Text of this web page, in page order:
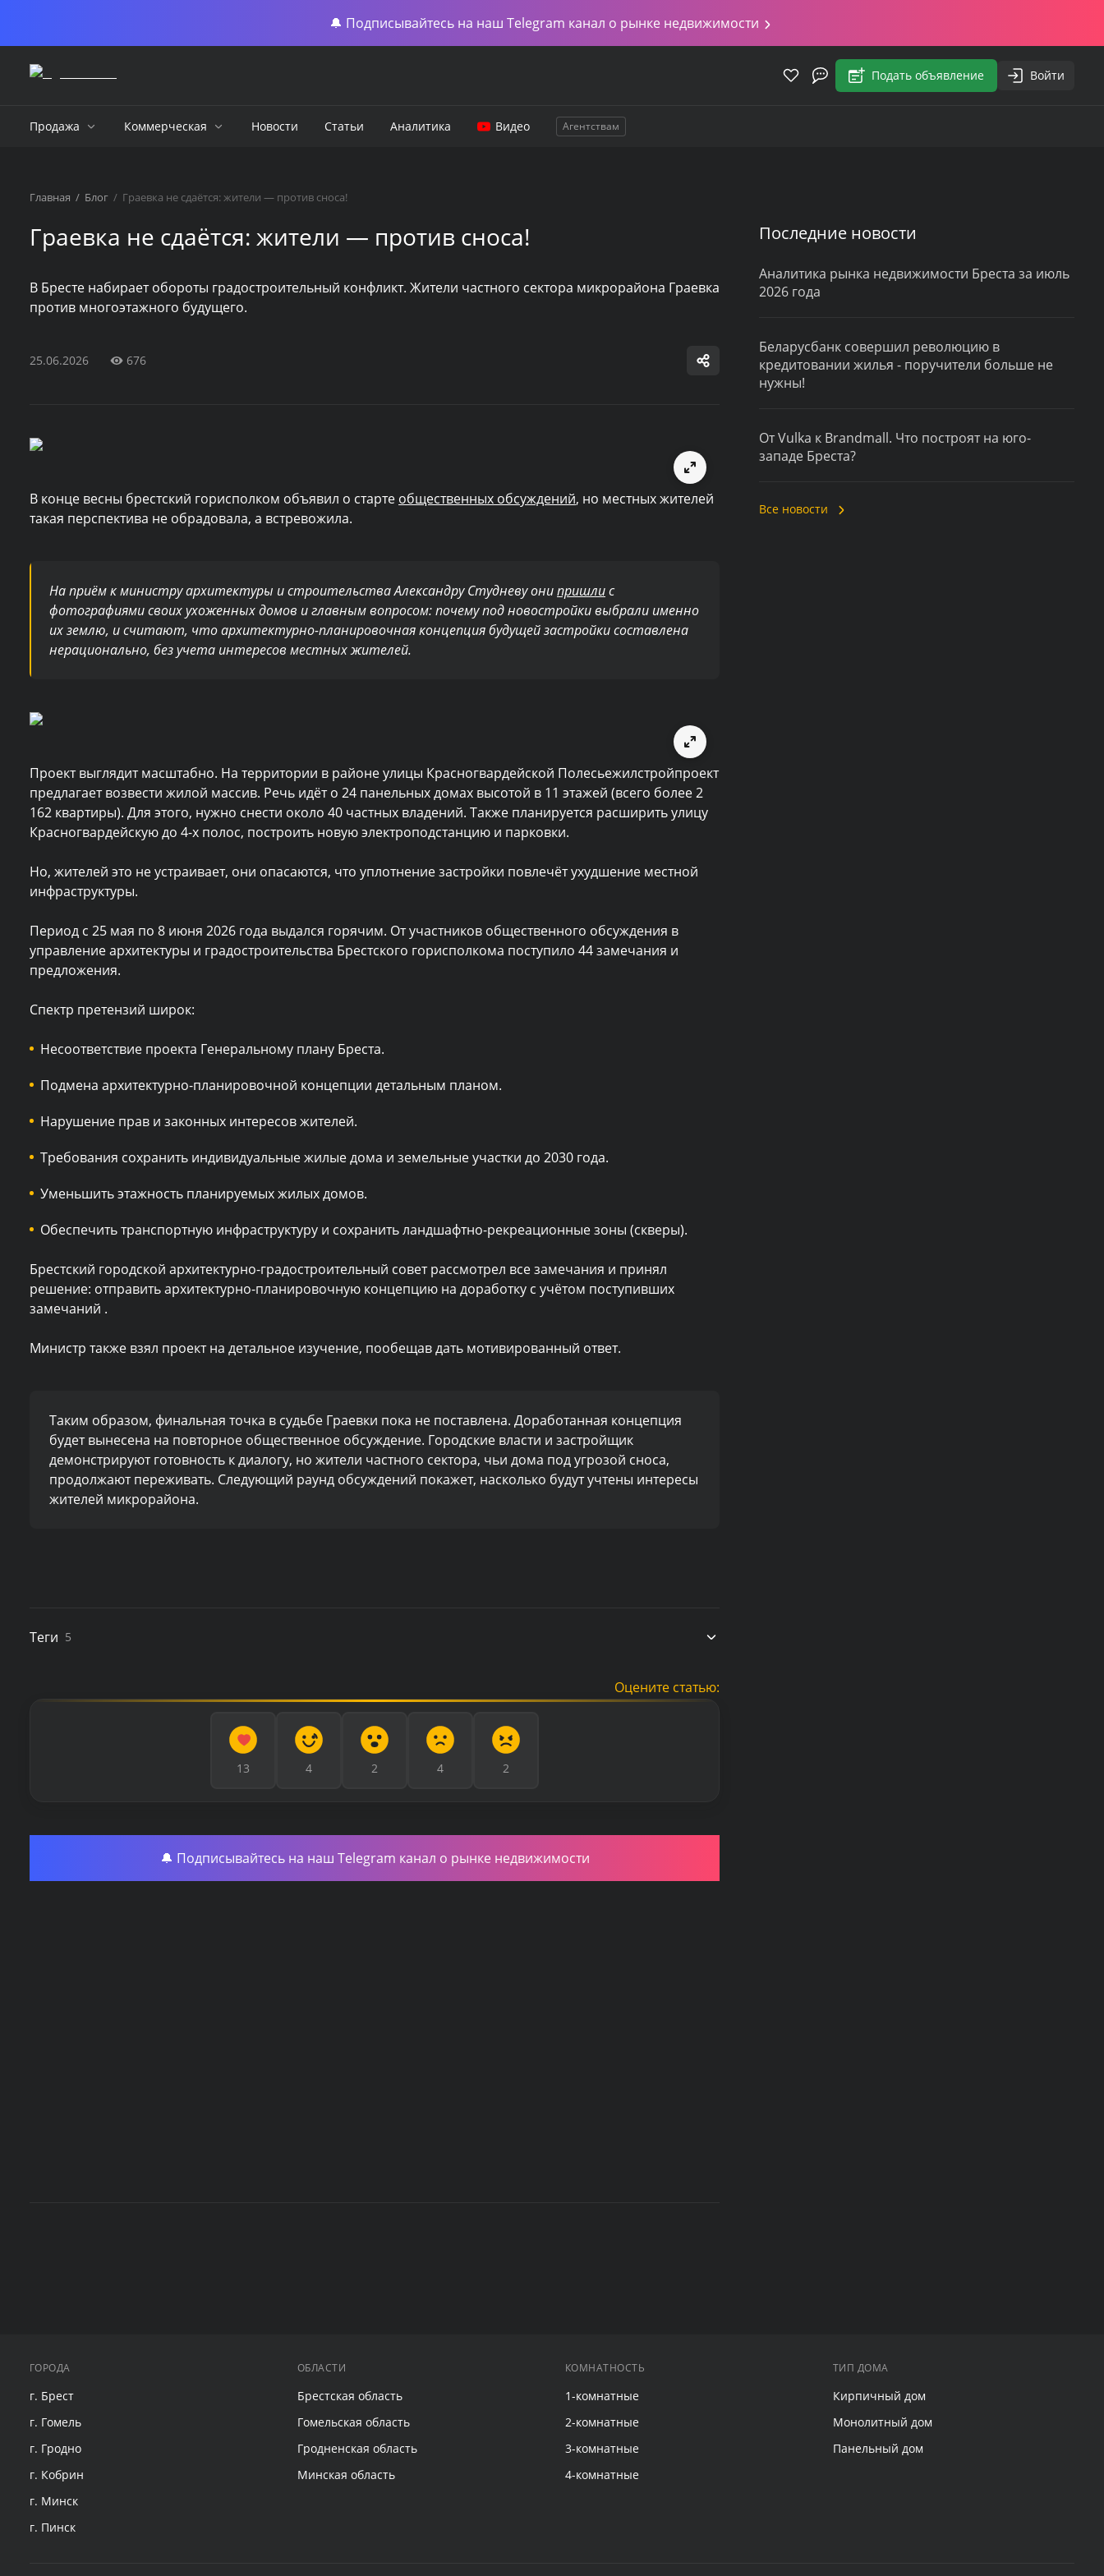
🔔 Подписывайтесь на наш Telegram канал о рынке недвижимости
Подать объявление Войти
Продажа Коммерческая Новости Статьи Аналитика Видео Агентствам
Главная / Блог / Граевка не сдаётся: жители — против сноса!
Граевка не сдаётся: жители — против сноса!
В Бресте набирает обороты градостроительный конфликт. Жители частного сектора микрорайона Граевка
против многоэтажного будущего.
25.06.2026 676
В конце весны брестский горисполком объявил о старте общественных обсуждений, но местных жителей
такая перспектива не обрадовала, а встревожила.
На приём к министру архитектуры и строительства Александру Студневу онипришлис
фотографиями своих ухоженных домов и главным вопросом: почему под новостройки выбрали именно
их землю, и считают, что архитектурно-планировочная концепция будущей застройки составлена
нерационально, без учета интересов местных жителей.
Проект выглядит масштабно. На территории в районе улицы Красногвардейской Полесьежилстройпроект
предлагает возвести жилой массив. Речь идёт о 24 панельных домах высотой в 11 этажей (всего более 2
162 квартиры). Для этого, нужно снести около 40 частных владений. Также планируется расширить улицу
Красногвардейскую до 4-х полос, построить новую электроподстанцию и парковки.
Но, жителей это не устраивает, они опасаются, что уплотнение застройки повлечёт ухудшение местной
инфраструктуры.
Период с 25 мая по 8 июня 2026 года выдался горячим. От участников общественного обсуждения в
управление архитектуры и градостроительства Брестского горисполкома поступило 44 замечания и
предложения.
Спектр претензий широк:
Несоответствие проекта Генеральному плану Бреста.
Подмена архитектурно-планировочной концепции детальным планом.
Нарушение прав и законных интересов жителей.
Требования сохранить индивидуальные жилые дома и земельные участки до 2030 года.
Уменьшить этажность планируемых жилых домов.
Обеспечить транспортную инфраструктуру и сохранить ландшафтно-рекреационные зоны (скверы).
Брестский городской архитектурно-градостроительный совет рассмотрел все замечания и принял
решение: отправить архитектурно-планировочную концепцию на доработку с учётом поступивших
замечаний .
Министр также взял проект на детальное изучение, пообещав дать мотивированный ответ.
Таким образом, финальная точка в судьбе Граевки пока не поставлена. Доработанная концепция
будет вынесена на повторное общественное обсуждение. Городские власти и застройщик
демонстрируют готовность к диалогу, но жители частного сектора, чьи дома под угрозой сноса,
продолжают переживать. Следующий раунд обсуждений покажет, насколько будут учтены интересы
жителей микрорайона.
Теги 5
Оцените статью:
13 4 2 4 2
🔔 Подписывайтесь на наш Telegram канал о рынке недвижимости
Последние новости
Аналитика рынка недвижимости Бреста за июль
2026 года
Беларусбанк совершил революцию в
кредитовании жилья - поручители больше не
нужны!
От Vulka к Brandmall. Что построят на юго-
западе Бреста?
Все новости
ГОРОДА
г. Брест
г. Гомель
г. Гродно
г. Кобрин
г. Минск
г. Пинск
ОБЛАСТИ
Брестская область
Гомельская область
Гродненская область
Минская область
КОМНАТНОСТЬ
1-комнатные
2-комнатные
3-комнатные
4-комнатные
ТИП ДОМА
Кирпичный дом
Монолитный дом
Панельный дом